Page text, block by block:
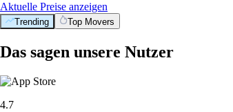
Aktuelle Preise anzeigen
Trending Top Movers
Das sagen unsere Nutzer
4.7